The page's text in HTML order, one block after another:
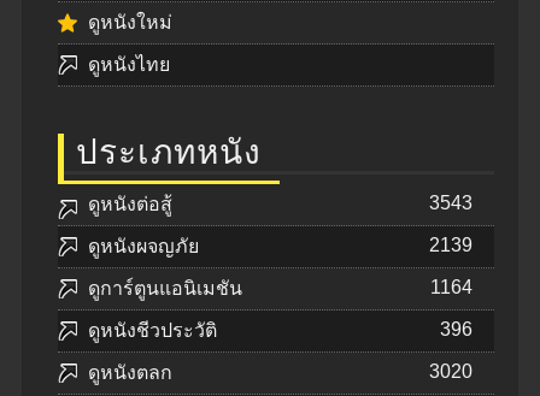
ดูหนังใหม่
ดูหนังไทย
ประเภทหนัง
ดูหนังต่อสู้ 3543
ดูหนังผจญภัย 2139
ดูการ์ตูนแอนิเมชัน 1164
ดูหนังชีวประวัติ 396
ดูหนังตลก 3020